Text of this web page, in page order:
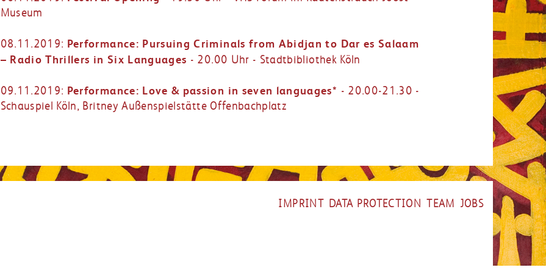
Museum
08.11.2019: Performance: Pursuing Criminals from Abidjan to Dar es Salaam
– Radio Thrillers in Six Languages - 20.00 Uhr - Stadtbibliothek Köln
09.11.2019: Performance: Love & passion in seven languages* - 20.00-21.30 -
Schauspiel Köln, Britney Außenspielstätte Offenbachplatz
IMPRINT DATA PROTECTION TEAM JOBS